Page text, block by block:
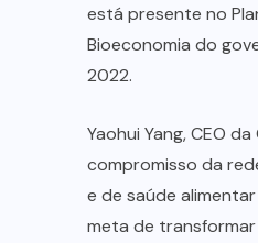
está presente no
Bioeconomia do
2022.
Yaohui Yang, CEO
compromisso da
e de saúde
meta de